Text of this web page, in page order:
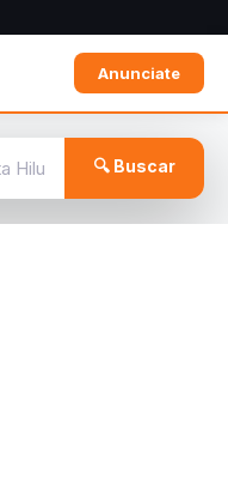
Anunciate
🔍 Buscar